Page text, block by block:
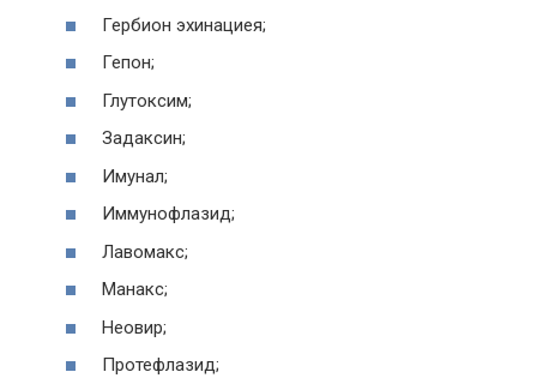
Гербион эхинациея;
Гепон;
Глутоксим;
Задаксин;
Имунал;
Иммунофлазид;
Лавомакс;
Манакс;
Неовир;
Протефлазид;